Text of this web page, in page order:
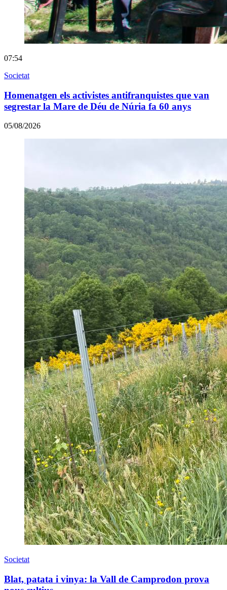
07:54
Societat
Homenatgen els activistes antifranquistes que van
segrestar la Mare de Déu de Núria fa 60 anys
05/08/2026
Societat
Blat, patata i vinya: la Vall de Camprodon prova